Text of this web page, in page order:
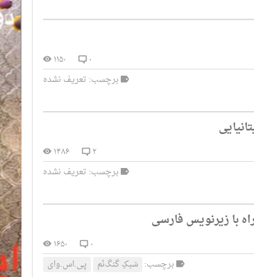
۰ ۱۱۵۰
برچسب: تعریف نشده
۲ ۱۴۸۶
برچسب: تعریف نشده
با زیرنویس فارسی
۰ ۱۶۵۰
برچسب: سَبکِ گنگ‌نَم پی.اس.وای